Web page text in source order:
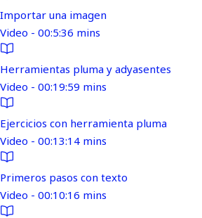
Importar una imagen
Video - 00:5:36 mins
Herramientas pluma y adyasentes
Video - 00:19:59 mins
Ejercicios con herramienta pluma
Video - 00:13:14 mins
Primeros pasos con texto
Video - 00:10:16 mins